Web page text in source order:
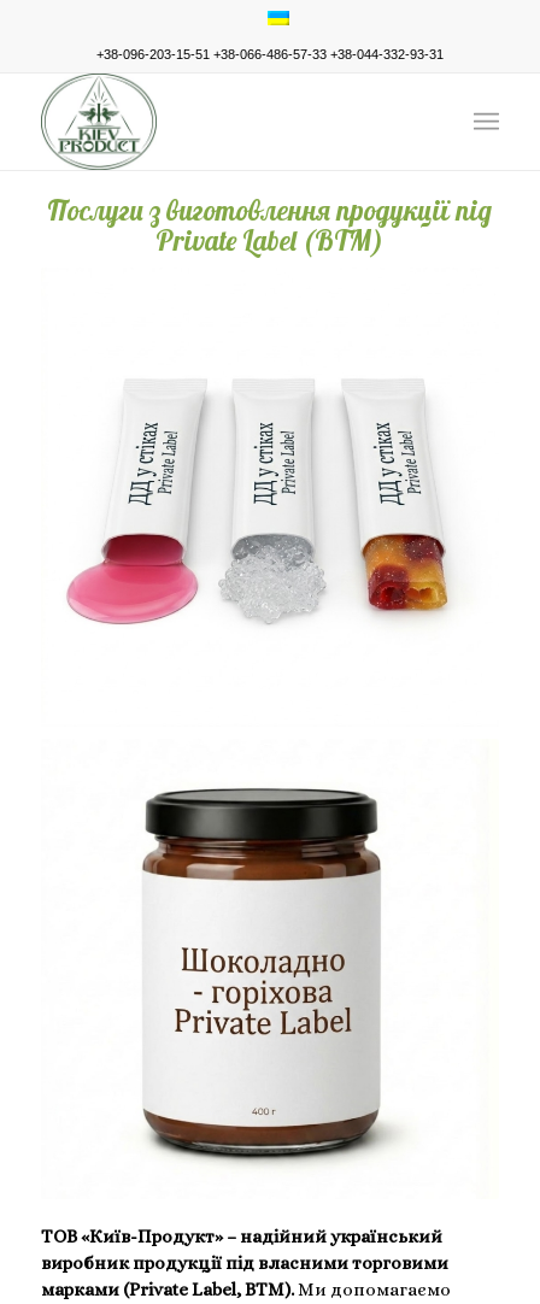
+38-096-203-15-51 +38-066-486-57-33 +38-044-332-93-31
Послуги з виготовлення продукції під
Private Label (ВТМ)
ТОВ «Київ-Продукт» – надійний український
виробник продукції під власними торговими
марками (Private Label, ВТМ).Ми допомагаємо